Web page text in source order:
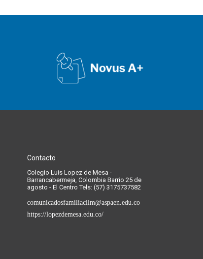
Contacto
Colegio Luis Lopez de Mesa -
Barrancabermeja, Colombia Barrio 25 de
agosto - El Centro Tels: (57) 3175737582
comunicadosfamiliacllm@aspaen.edu.co
https://lopezdemesa.edu.co/